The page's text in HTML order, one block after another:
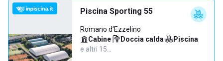
Piscina Sporting 55
Romano d'Ezzelino
Cabine· Doccia calda· Piscina·
e altri 15…